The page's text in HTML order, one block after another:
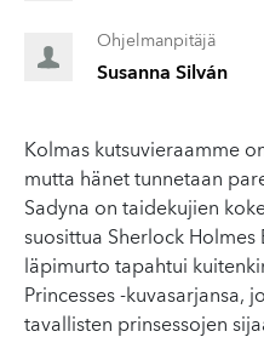
Ohjelmanpitäjä
Susanna Silván
Kolmas kutsuvieraamme
mutta hänet tunnetaan
Sadyna on taidekujien
suosittua Sherlock Holmes
läpimurto tapahtui
Princesses -kuvasarjansa,
tavallisten prinsessojen